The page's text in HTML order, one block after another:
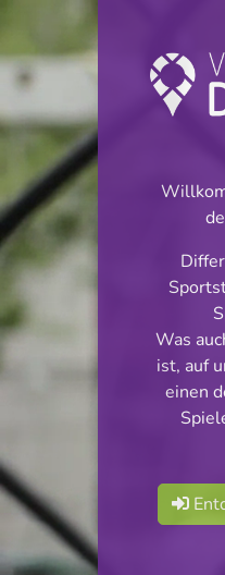
19:00
Stade
synthétique)
Dames
Was
ist, auf
einen